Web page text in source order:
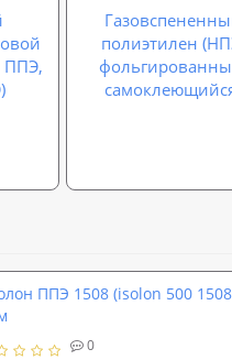
ППЭ,
полиэтилен
ППЭ 1508 (isolon 500
0